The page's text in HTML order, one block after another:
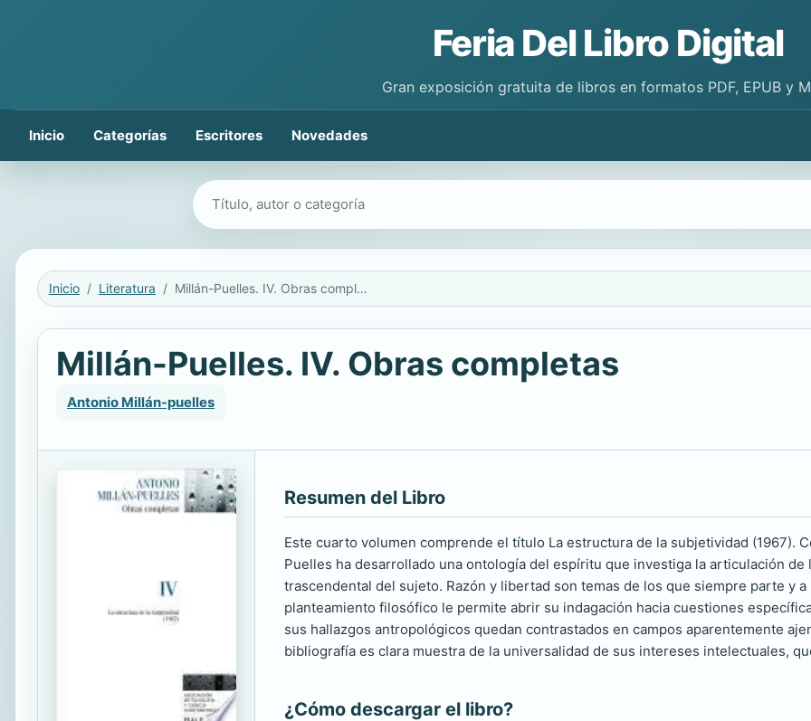
Feria Del Libro Digital
Gran exposición gratuita de libros en formatos PDF, EPUB y
Inicio Categorías Escritores Novedades
Buscar libros
Inicio Literatura Millán-Puelles. IV. Obras completas
Millán-Puelles. IV. Obras completas
Antonio Millán-puelles
Resumen del Libro
Este cuarto volumen comprende el título La estructura de la subjetividad (1967).
Puelles ha desarrollado una ontología del espíritu que investiga la articulación
trascendental del sujeto. Razón y libertad son temas de los que siempre parte y
planteamiento filosófico le permite abrir su indagación hacia cuestiones
sus hallazgos antropológicos quedan contrastados en campos aparentemente
bibliografía es clara muestra de la universalidad de sus intereses intelectuales,
¿Cómo descargar el libro?